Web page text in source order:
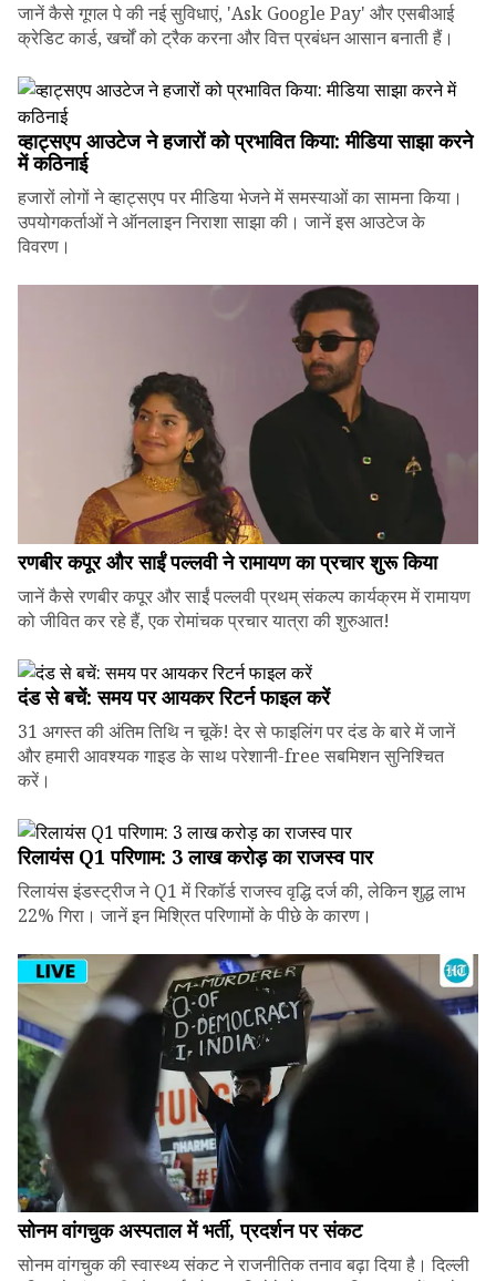
जानें कैसे गूगल पे की नई सुविधाएं, 'Ask Google Pay' और एसबीआई
क्रेडिट कार्ड, खर्चों को ट्रैक करना और वित्त प्रबंधन आसान बनाती हैं।
व्हाट्सएप आउटेज ने हजारों को प्रभावित किया: मीडिया साझा करने
में कठिनाई
हजारों लोगों ने व्हाट्सएप पर मीडिया भेजने में समस्याओं का सामना किया।
उपयोगकर्ताओं ने ऑनलाइन निराशा साझा की। जानें इस आउटेज के
विवरण।
रणबीर कपूर और साईं पल्लवी ने रामायण का प्रचार शुरू किया
जानें कैसे रणबीर कपूर और साईं पल्लवी प्रथम् संकल्प कार्यक्रम में रामायण
को जीवित कर रहे हैं, एक रोमांचक प्रचार यात्रा की शुरुआत!
दंड से बचें: समय पर आयकर रिटर्न फाइल करें
31 अगस्त की अंतिम तिथि न चूकें! देर से फाइलिंग पर दंड के बारे में जानें
और हमारी आवश्यक गाइड के साथ परेशानी-free सबमिशन सुनिश्चित
करें।
रिलायंस Q1 परिणाम: ₹3 लाख करोड़ का राजस्व पार
रिलायंस इंडस्ट्रीज ने Q1 में रिकॉर्ड राजस्व वृद्धि दर्ज की, लेकिन शुद्ध लाभ
22% गिरा। जानें इन मिश्रित परिणामों के पीछे के कारण।
सोनम वांगचुक अस्पताल में भर्ती, प्रदर्शन पर संकट
सोनम वांगचुक की स्वास्थ्य संकट ने राजनीतिक तनाव बढ़ा दिया है। दिल्ली